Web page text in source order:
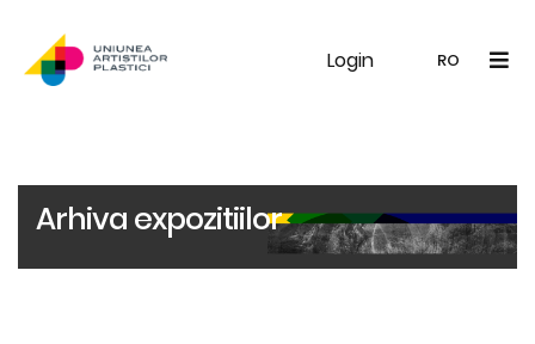
Login RO
UAP Galerie Noutăți
Arhiva expozitiilor